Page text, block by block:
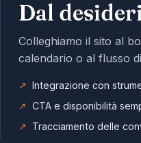
Dal
Colleghiamo il sito al
calendario o al flusso
Integrazione con
CTA e disponibilità
Tracciamento delle